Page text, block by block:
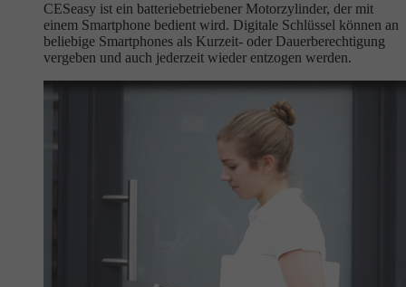
CESeasy ist ein batteriebetriebener Motorzylinder, der mit
einem Smartphone bedient wird. Digitale Schlüssel können an
beliebige Smartphones als Kurzeit- oder Dauerberechtigung
vergeben und auch jederzeit wieder entzogen werden.